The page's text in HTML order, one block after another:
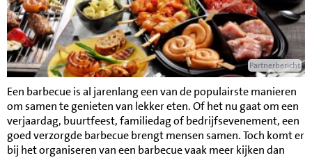
Partnerbericht
Een barbecue is al jarenlang een van de populairste manieren
om samen te genieten van lekker eten. Of het nu gaat om een
verjaardag, buurtfeest, familiedag of bedrijfsevenement, een
goed verzorgde barbecue brengt mensen samen. Toch komt er
bij het organiseren van een barbecue vaak meer kijken dan